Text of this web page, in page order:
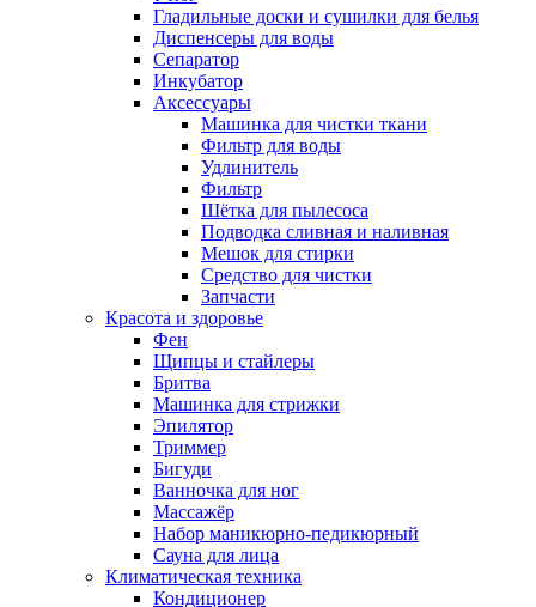
Гладильные доски и сушилки для белья
Диспенсеры для воды
Сепаратор
Инкубатор
Аксессуары
Машинка для чистки ткани
Фильтр для воды
Удлинитель
Фильтр
Шётка для пылесоса
Подводка сливная и наливная
Мешок для стирки
Средство для чистки
Запчасти
Красота и здоровье
Фен
Щипцы и стайлеры
Бритва
Машинка для стрижки
Эпилятор
Триммер
Бигуди
Ванночка для ног
Массажёр
Набор маникюрно-педикюрный
Сауна для лица
Климатическая техника
Кондиционер